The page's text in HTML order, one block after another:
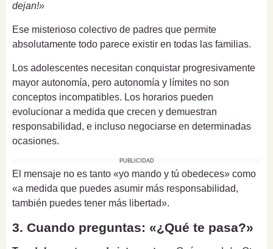
dejan!»
Ese misterioso colectivo de padres que permite
absolutamente todo parece existir en todas las familias.
Los adolescentes necesitan conquistar progresivamente
mayor autonomía, pero autonomía y límites no son
conceptos incompatibles. Los horarios pueden
evolucionar a medida que crecen y demuestran
responsabilidad, e incluso negociarse en determinadas
ocasiones.
PUBLICIDAD
El mensaje no es tanto «yo mando y tú obedeces» como
«a medida que puedes asumir más responsabilidad,
también puedes tener más libertad».
3. Cuando preguntas: «¿Qué te pasa?»